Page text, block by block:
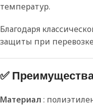
температур.
Благодаря
защиты при
✅
Материал :